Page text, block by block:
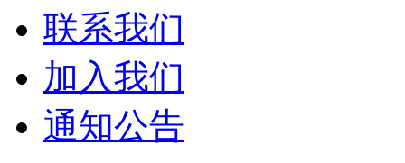
联系我们
加入我们
通知公告